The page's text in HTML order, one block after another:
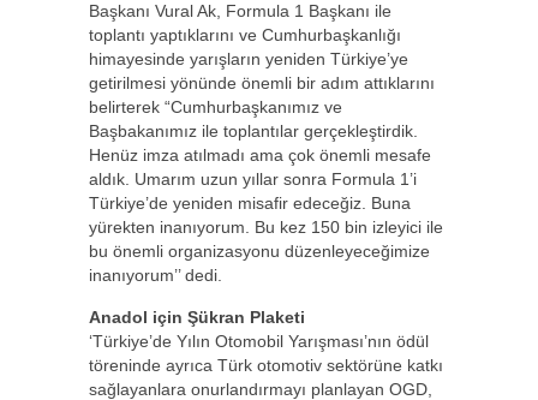
Başkanı Vural Ak, Formula 1 Başkanı ile
toplantı yaptıklarını ve Cumhurbaşkanlığı
himayesinde yarışların yeniden Türkiye’ye
getirilmesi yönünde önemli bir adım attıklarını
belirterek “Cumhurbaşkanımız ve
Başbakanımız ile toplantılar gerçekleştirdik.
Henüz imza atılmadı ama çok önemli mesafe
aldık. Umarım uzun yıllar sonra Formula 1’i
Türkiye’de yeniden misafir edeceğiz. Buna
yürekten inanıyorum. Bu kez 150 bin izleyici ile
bu önemli organizasyonu düzenleyeceğimize
inanıyorum’’ dedi.
Anadol için Şükran Plaketi
‘Türkiye’de Yılın Otomobil Yarışması’nın ödül
töreninde ayrıca Türk otomotiv sektörüne katkı
sağlayanlara onurlandırmayı planlayan OGD,